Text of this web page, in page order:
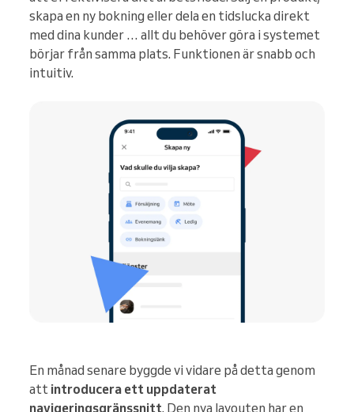
skapa en ny bokning eller dela en tidslucka direkt
med dina kunder … allt du behöver göra i systemet
börjar från samma plats. Funktionen är snabb och
intuitiv.
En månad senare byggde vi vidare på detta genom
att introducera ett uppdaterat
navigeringsgränssnitt. Den nya layouten har en